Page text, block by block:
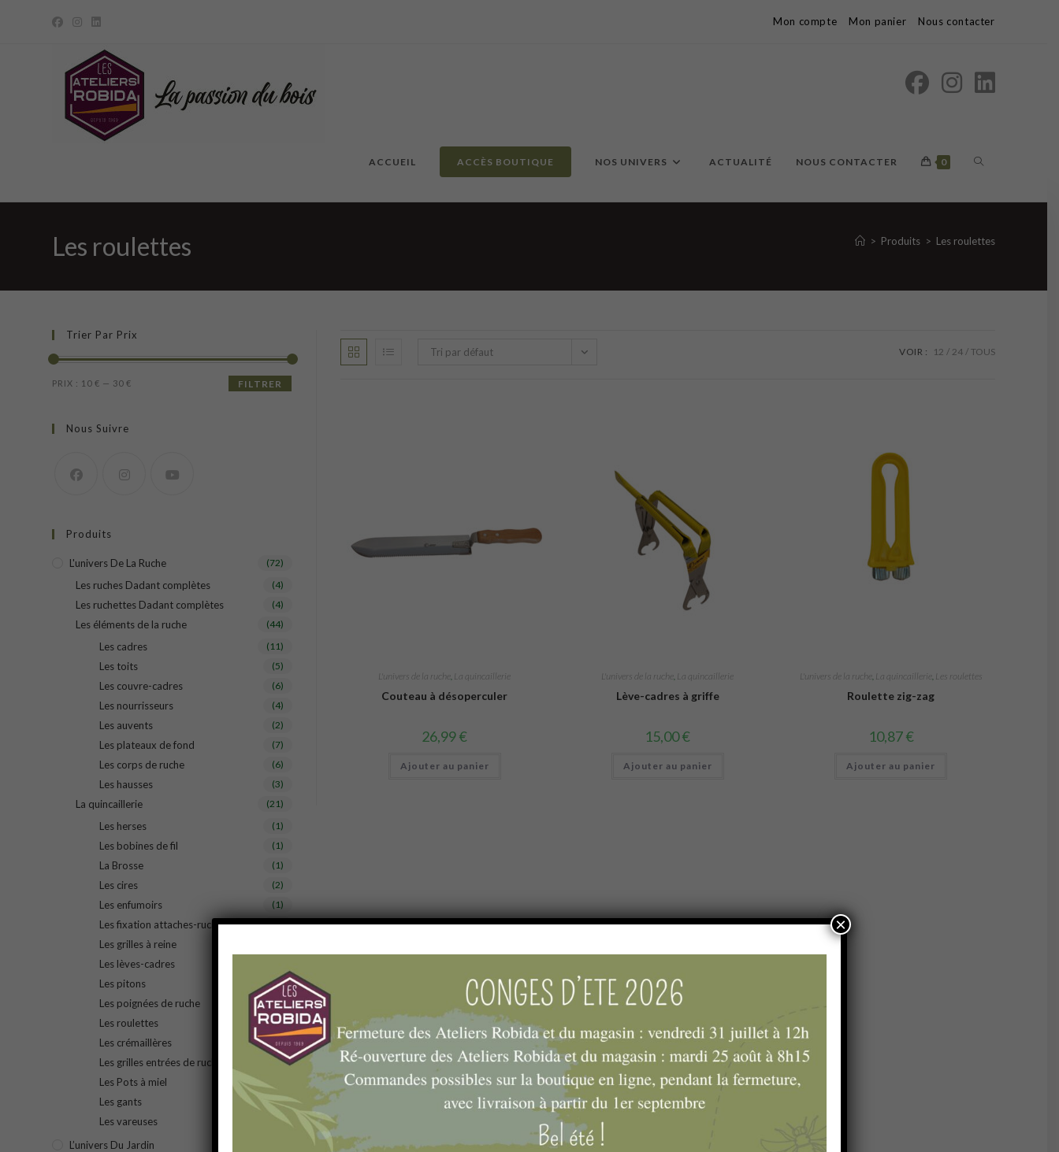
Mon compte Mon panier Nous contacter
ACCUEIL ACCÈS BOUTIQUE NOS UNIVERS ACTUALITÉ NOUS CONTACTER 0 TOGGLE
WEBSITE
Les roulettes > Produits > Les roulettes
Tri par défaut VOIR : 12 24 TOUS
L'univers de la ruche, La quincaillerie
Couteau à désoperculer
26,99€
Ajouter au panier
L'univers de la ruche, La quincaillerie
Lève-cadres à griffe
15,00€
Ajouter au panier
L'univers de la ruche , La quincaillerie , Les roulettes
Roulette zig-zag
10,87€
Ajouter au panier
Trier Par Prix
Prix
Prix
FILTRER
PRIX : 10 € — 30 €
Nous Suivre
Produits
L'univers De La Ruche (72)
Les ruches Dadant complètes (4)
Les ruchettes Dadant complètes (4)
Les éléments de la ruche (44)
Les cadres (11)
Les toits (5)
Les couvre-cadres (6)
Les nourrisseurs (4)
Les auvents (2)
Les plateaux de fond (7)
Les corps de ruche (6)
Les hausses (3)
La quincaillerie (21)
Les herses (1)
Les bobines de fil (1)
La Brosse (1)
Les cires (2)
Les enfumoirs (1)
Les fixation attaches-ruche (1)
Les grilles à reine
Les lèves-cadres
Les pitons (1)
Les poignées de ruche (1)
Les roulettes (1)
Les crémaillères (1)
Les grilles entrées de ruche (1)
Les Pots à miel
Les gants (2)
Les vareuses (1)
L’univers Du Jardin
×